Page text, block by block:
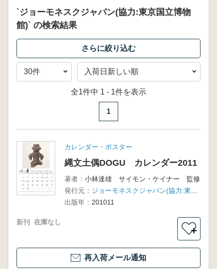
`ジョーモネスクジャパン(協力:東京国立博物
館)` の検索結果
全1件中 1 - 1件を表示
1
カレンダー・ポスター
縄文土偶DOGU カレンダー2011
著者： 小林達雄 サイモン・ケイナー 監修
発行元：
出版年： 201011
新刊 在庫なし
＋
再入荷メール通知